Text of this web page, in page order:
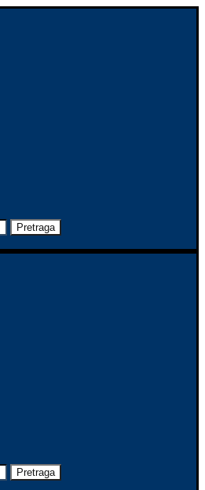
Pretraga
Pretraga